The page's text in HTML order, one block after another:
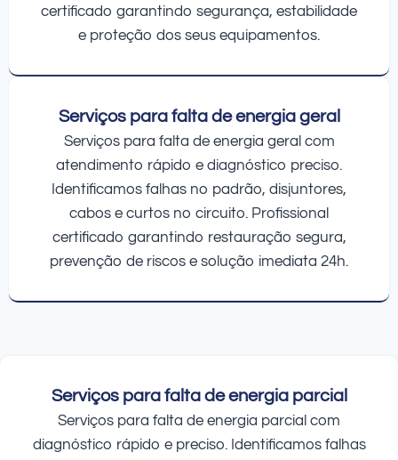
certificado garantindo segurança, estabilidade
e proteção dos seus equipamentos.
Serviços para falta de energia geral
Serviços para falta de energia geral com
atendimento rápido e diagnóstico preciso.
Identificamos falhas no padrão, disjuntores,
cabos e curtos no circuito. Profissional
certificado garantindo restauração segura,
prevenção de riscos e solução imediata 24h.
Serviços para falta de energia parcial
Serviços para falta de energia parcial com
diagnóstico rápido e preciso. Identificamos falhas